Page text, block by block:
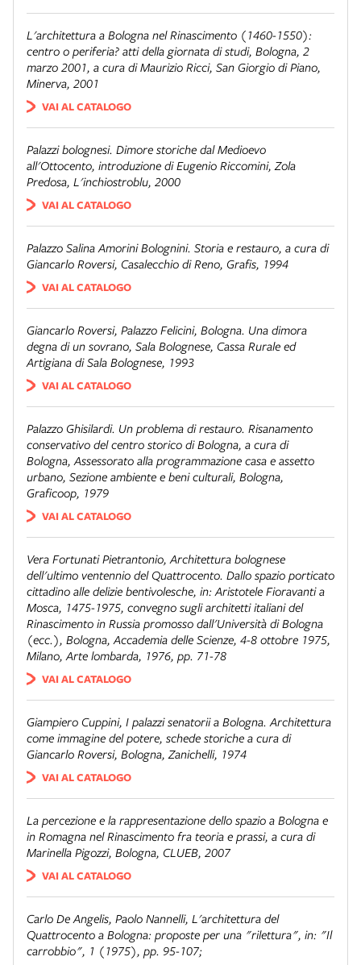
L'architettura a Bologna nel Rinascimento (1460-1550):
centro o periferia? atti della giornata di studi, Bologna, 2
marzo 2001, a cura di Maurizio Ricci, San Giorgio di Piano,
Minerva, 2001
VAI AL CATALOGO
Palazzi bolognesi. Dimore storiche dal Medioevo
all'Ottocento, introduzione di Eugenio Riccomini, Zola
Predosa, L'inchiostroblu, 2000
VAI AL CATALOGO
Palazzo Salina Amorini Bolognini. Storia e restauro, a cura di
Giancarlo Roversi, Casalecchio di Reno, Grafis, 1994
VAI AL CATALOGO
Giancarlo Roversi, Palazzo Felicini, Bologna. Una dimora
degna di un sovrano, Sala Bolognese, Cassa Rurale ed
Artigiana di Sala Bolognese, 1993
VAI AL CATALOGO
Palazzo Ghisilardi. Un problema di restauro. Risanamento
conservativo del centro storico di Bologna, a cura di
Bologna, Assessorato alla programmazione casa e assetto
urbano, Sezione ambiente e beni culturali, Bologna,
Graficoop, 1979
VAI AL CATALOGO
Vera Fortunati Pietrantonio,Architettura bolognese
dell'ultimo ventennio del Quattrocento. Dallo spazio porticato
cittadino alle delizie bentivolesche, in:Aristotele Fioravanti a
Mosca, 1475-1975, convegno sugli architetti italiani del
Rinascimento in Russia promosso dall'Università di Bologna
(ecc.), Bologna, Accademia delle Scienze, 4-8 ottobre 1975,
Milano, Arte lombarda, 1976, pp. 71-78
VAI AL CATALOGO
Giampiero Cuppini, I palazzi senatorii a Bologna. Architettura
come immagine del potere, schede storiche a cura di
Giancarlo Roversi, Bologna, Zanichelli, 1974
VAI AL CATALOGO
La percezione e la rappresentazione dello spazio a Bologna e
in Romagna nel Rinascimento fra teoria e prassi, a cura di
Marinella Pigozzi, Bologna, CLUEB, 2007
VAI AL CATALOGO
Carlo De Angelis, Paolo Nannelli, L'architettura del
Quattrocento a Bologna: proposte per una "rilettura", in: "Il
carrobbio", 1 (1975), pp. 95-107;